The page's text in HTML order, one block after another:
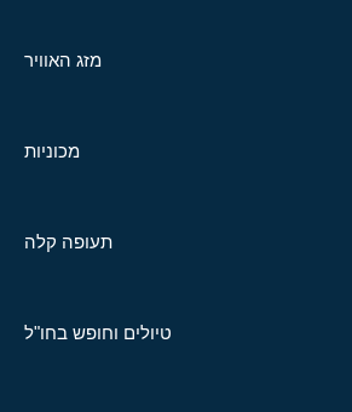
מזג האוויר
מכוניות
תעופה קלה
טיולים וחופש בחו"ל